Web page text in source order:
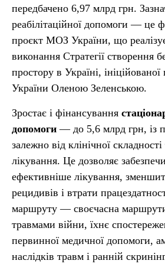
передбачено 6,97 млрд грн.
реабілітаційної допомоги — це
проєкт МОЗ України, що
виконання Стратегії створення
простору в Україні,
України Оленою Зеленською.
Зростає і фінансування
допомоги — до 5,6 млрд грн, із
залежно від клінічної
лікування. Це дозволяє
ефективніше лікування,
рецидивів і втрати
маршруту — своєчасна
травмами війни, їхнє
первинної медичної допомоги,
наслідків травм і ранній